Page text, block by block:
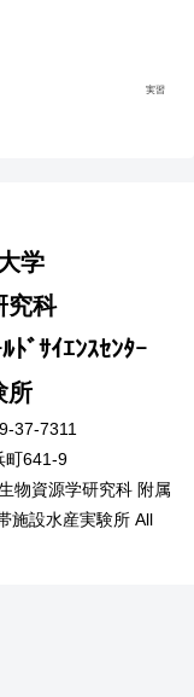
実習
学
究科
ﾞｻｲｴﾝｽｾﾝﾀｰ
所
37-7311
町641-9
物資源学研究科 附属
施設水産実験所 All